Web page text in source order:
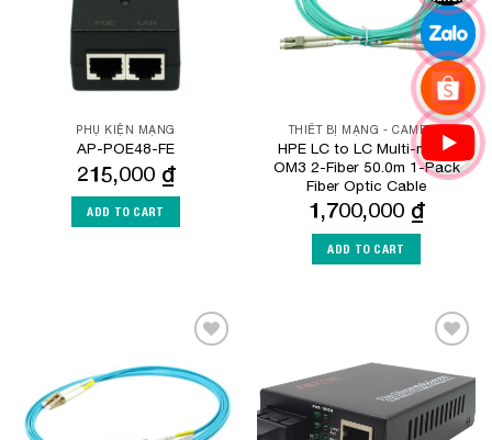
PHỤ KIỆN MẠNG
AP-POE48-FE
215,000 ₫
ADD TO CART
THIẾT BỊ MẠNG - CAMERA
HPE LC to LC Multi-mode
OM3 2-Fiber 50.0m 1-Pack
Fiber Optic Cable
1,700,000 ₫
ADD TO CART
Wishlist
Wishlist